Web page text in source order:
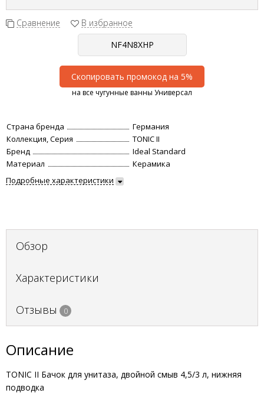
Сравнение В избранное
Скопировать промокод на 5%
на все чугунные ванны Универсал
Страна бренда
Германия
Коллекция, Серия
TONIC II
Бренд
Ideal Standard
Материал
Керамика
Подробные характеристики
Обзор
Характеристики
Отзывы 0
Описание
TONIC II Бачок для унитаза, двойной смыв 4,5/3 л, нижняя
подводка